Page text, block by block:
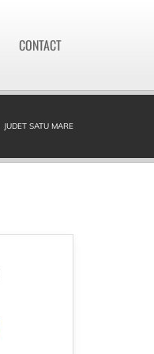
CONTACT
JUDET SATU MARE